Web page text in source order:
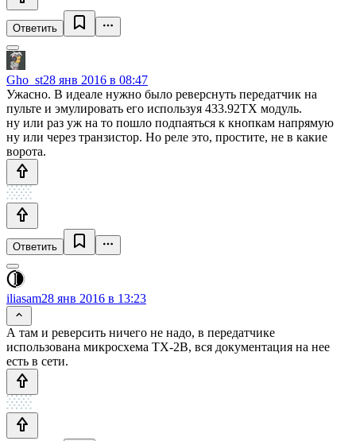
Ответить
Gho_st28 янв 2016 в 08:47
Ужасно. В идеале нужно было реверснуть передатчик на
пульте и эмулировать его используя 433.92TX модуль.
ну или раз уж на то пошло подпаяться к кнопкам напрямую
ну или через транзистор. Но реле это, простите, не в какие
ворота.
Ответить
iliasam28 янв 2016 в 13:23
А там и реверсить ничего не надо, в передатчике
использована микросхема TX-2B, вся документация на нее
есть в сети.